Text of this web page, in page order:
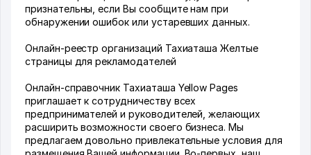
признательны, если Вы сообщите нам при
обнаружении ошибок или устаревших данных.
Онлайн-реестр организаций Тахиаташа Желтые
страницы для рекламодателей
Онлайн-справочник Тахиаташа Yellow Pages
приглашает к сотрудничеству всех
предпринимателей и руководителей, желающих
расширить возможности своего бизнеса. Мы
предлагаем довольно привлекательные условия для